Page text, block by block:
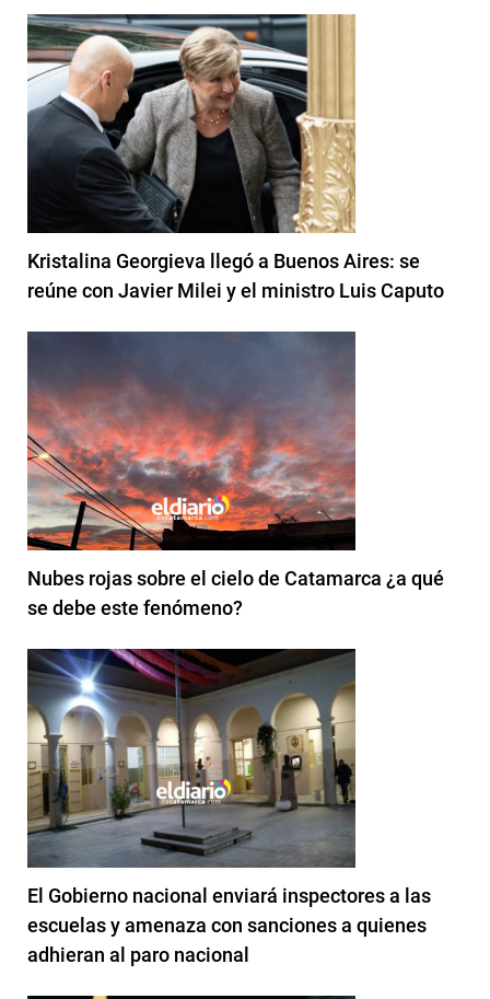
Kristalina Georgieva llegó a Buenos Aires: se
reúne con Javier Milei y el ministro Luis Caputo
Nubes rojas sobre el cielo de Catamarca ¿a qué
se debe este fenómeno?
El Gobierno nacional enviará inspectores a las
escuelas y amenaza con sanciones a quienes
adhieran al paro nacional